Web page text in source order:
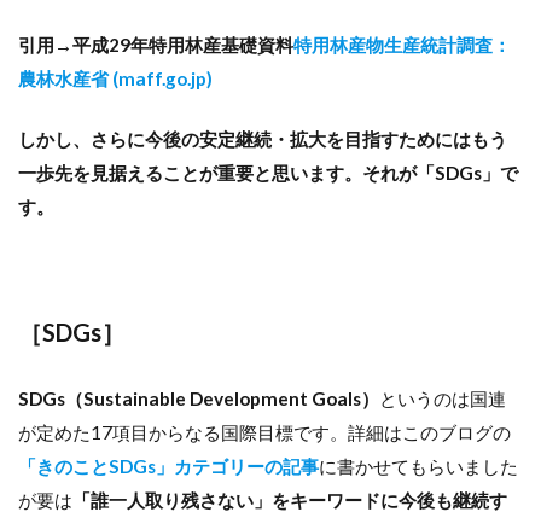
引用→平成29年特用林産基礎資料特用林産物生産統計調査：
農林水産省 (maff.go.jp)
しかし、さらに今後の安定継続・拡大を目指すためにはもう
一歩先を見据えることが重要と思います。それが「SDGs」で
す。
［SDGs］
SDGs（Sustainable Development Goals）
というのは国連
が定めた17項目からなる国際目標です。詳細はこのブログの
「きのことSDGs」カテゴリーの記事に書かせてもらいました
が要は 「誰一人取り残さない」をキーワードに今後も継続す